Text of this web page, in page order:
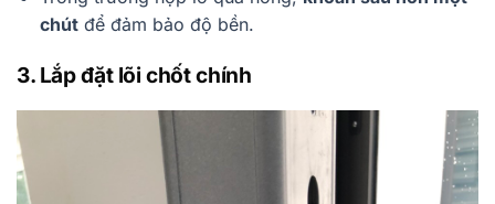
chútđể đảm bảo độ bền.
3. Lắp đặt lõi chốt chính